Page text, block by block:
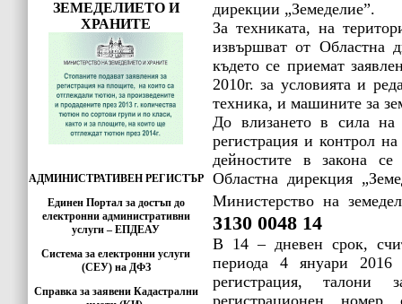
ЗЕМЕДЕЛИЕТО И
ХРАНИТЕ
АДМИНИСТРАТИВЕН РЕГИСТЪР
Единен Портал за достъп до
електронни административни
услуги – ЕПДЕАУ
Система за електронни услуги
(СЕУ) на ДФЗ
Справка за заявени Кадастрални
дирекции „Земеделие”.
За техниката, на
извършват от Областна
където се приемат
2010г. за условията и
техника, и машините за
До влизането в сила
регистрация и контрол
дейностите в закона
Областна дирекция
Министерство на
3130 0048 14
В 14 – дневен срок,
периода 4 януари
регистрация,
регистрационен